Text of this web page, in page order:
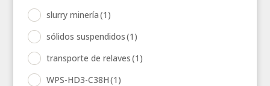
slurry minería(1)
sólidos suspendidos(1)
transporte de relaves(1)
WPS-HD3-C38H(1)